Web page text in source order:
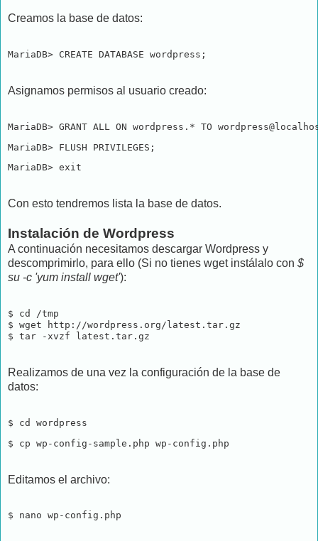
Creamos la base de datos:
MariaDB> CREATE DATABASE wordpress;
Asignamos permisos al usuario creado:
MariaDB> GRANT ALL ON wordpress.* TO
MariaDB> FLUSH PRIVILEGES;
MariaDB> exit
Con esto tendremos lista la base de datos.
Instalación de Wordpress
A continuación necesitamos descargar Wordpress y
descomprimirlo, para ello (Si no tienes wget instálalo con $
su -c 'yum install wget'):
$ cd /tmp
$ wget http://wordpress.org/latest.tar.gz
$ tar -xvzf latest.tar.gz
Realizamos de una vez la configuración de la base de
datos:
$ cd wordpress
$ cp wp-config-sample.php wp-config.php
Editamos el archivo:
$ nano wp-config.php